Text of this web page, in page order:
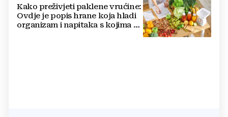
Kako preživjeti paklene vrućine:
Ovdje je popis hrane koja hladi
organizam i napitaka s kojima si